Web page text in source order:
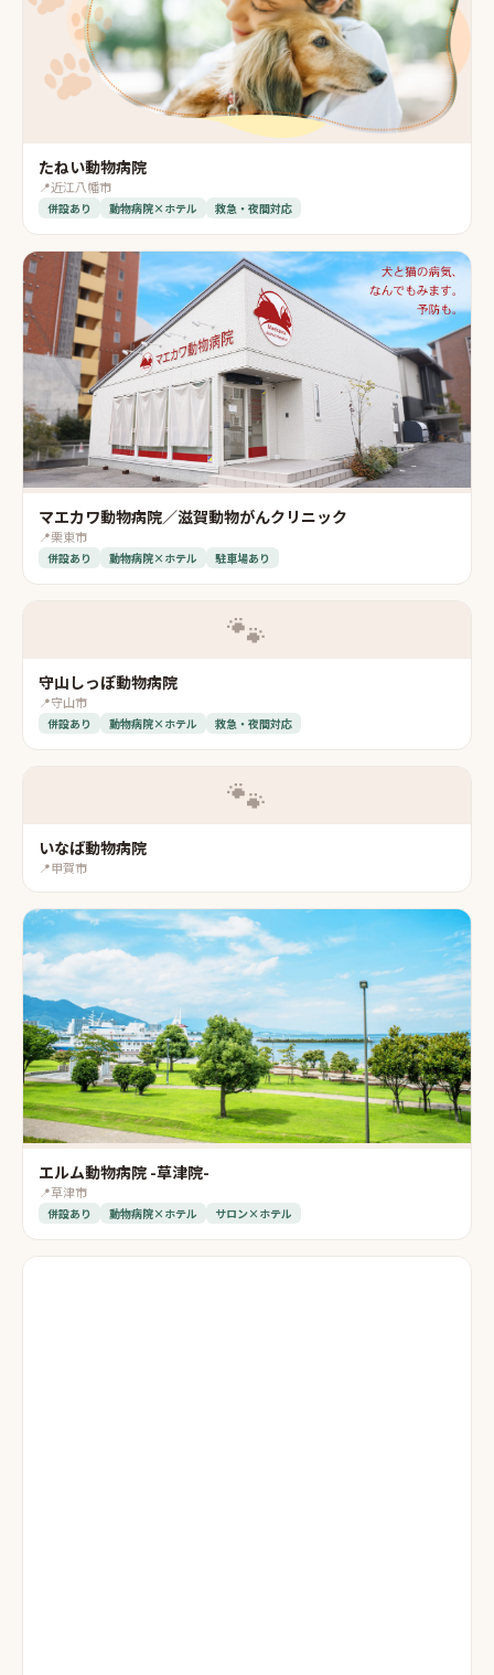
たねい動物病院
📍近江八幡市
併設あり 動物病院×ホテル 救急・夜間対応
マエカワ動物病院／滋賀動物がんクリニック
📍栗東市
併設あり 動物病院×ホテル 駐車場あり
🐾
守山しっぽ動物病院
📍守山市
併設あり 動物病院×ホテル 救急・夜間対応
🐾
いなば動物病院
📍甲賀市
エルム動物病院 -草津院-
📍草津市
併設あり 動物病院×ホテル サロン×ホテル